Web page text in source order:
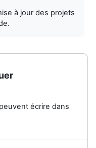
à jour des projets
écrire dans